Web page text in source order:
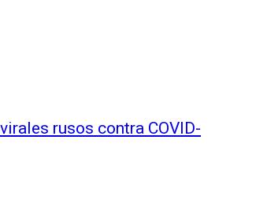
rusos contra COVID-